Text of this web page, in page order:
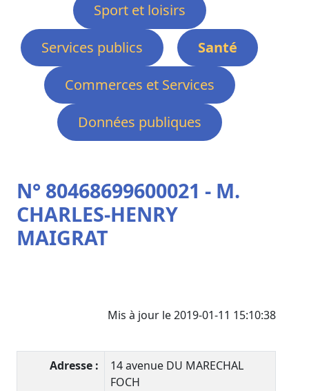
Sport et loisirs
Services publics
Santé
Commerces et Services
Données publiques
N° 80468699600021 - M.
CHARLES-HENRY
MAIGRAT
Mis à jour le 2019-01-11 15:10:38
Adresse :
14 avenue DU MARECHAL
FOCH